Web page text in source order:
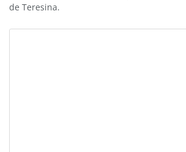
de Teresina.